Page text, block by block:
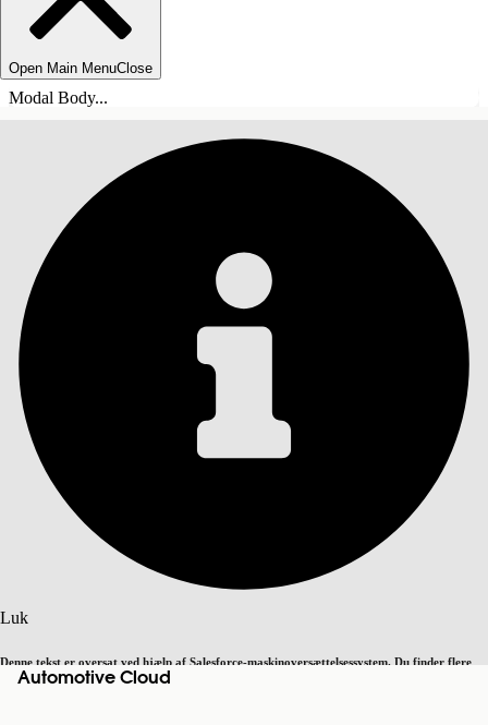
Open Main MenuClose
Modal Body...
Luk
Denne tekst er oversat ved hjælp af Salesforce-maskinoversættelsessystem. Du finder flere
detaljerher . Skift til engelsk
Automotive Cloud
INDHOLD